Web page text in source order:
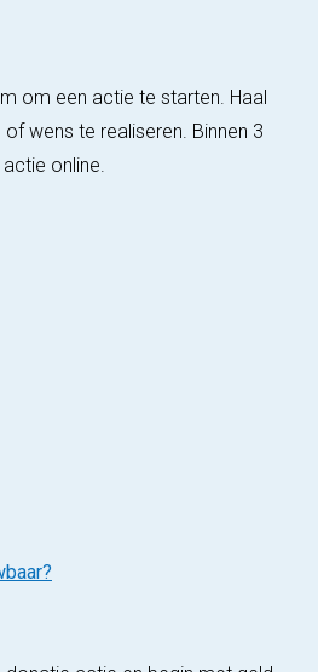
om een actie te starten. Haal
wens te realiseren. Binnen 3
online.